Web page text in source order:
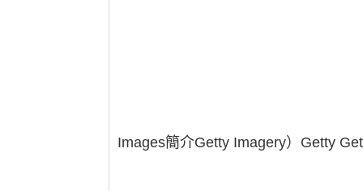
Images簡介Getty Imagery）Getty